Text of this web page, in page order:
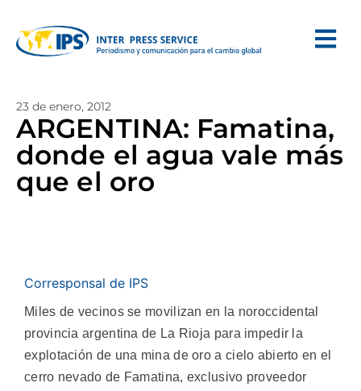
23 de enero, 2012
ARGENTINA: Famatina,
donde el agua vale más
que el oro
Corresponsal de IPS
Miles de vecinos se movilizan en la noroccidental
provincia argentina de La Rioja para impedir la
explotación de una mina de oro a cielo abierto en el
cerro nevado de Famatina, exclusivo proveedor